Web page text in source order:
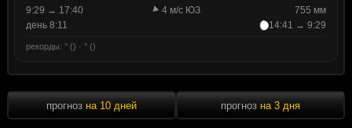
9:29 → 17:40
4 м/с ЮЗ
755 мм
день 8:11
14:41 → 9:29
рекорды: ° () · ° ()
прогноз на 10 дней прогноз на 3 дня